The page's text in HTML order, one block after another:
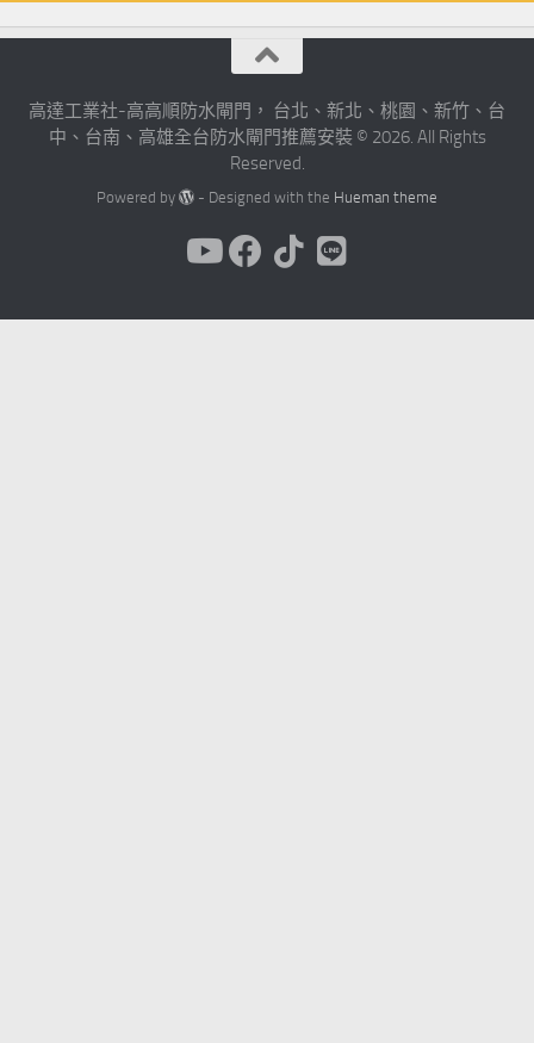
高達工業社-高高順防水閘門， 台北、新北、桃園、新竹、台
中、台南、高雄全台防水閘門推薦安裝 © 2026. All Rights
Reserved.
Powered by - Designed with the Hueman theme